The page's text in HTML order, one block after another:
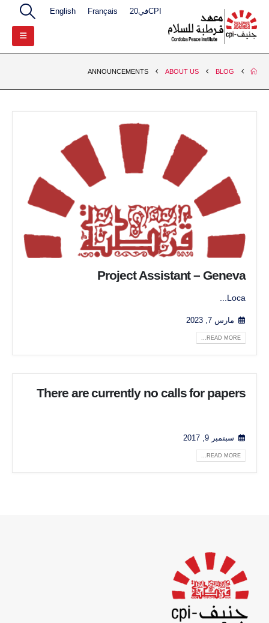
CPIفي20 Français
English
BLOG
ABOUT US
ANNOUNCEMENTS
Project Assistant – Geneva
Loca...
مارس 7, 2023
READ MORE...
There are currently no calls for papers
سبتمبر 9, 2017
READ MORE...